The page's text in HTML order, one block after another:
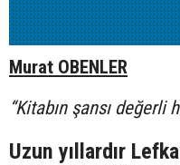
Murat OBENLER
“Kitabın şansı değerli
Uzun yıllardır